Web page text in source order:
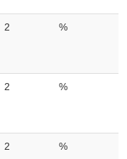
2 %
2 %
2 %